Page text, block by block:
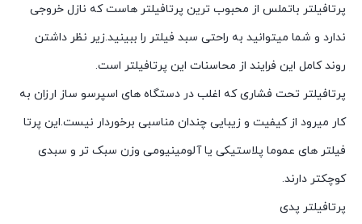
پرتافیلتر باتملس از محبوب ترین پرتافیلتر هاست که نازل خروجی
ندارد و شما میتوانید به راحتی سبد فیلتر را ببینید.زیر نظر داشتن
روند کامل این فرایند از محاسنات این پرتافیلتر است.
پرتافیلتر تحت فشاری که اغلب در دستگاه های اسپرسو ساز ارزان به
کار میرود از کیفیت و زیبایی چندان مناسبی برخوردار نیست.این پرتا
فیلتر های عموما پلاستیکی یا آلومینیومی وزن سبک تر و سبدی
کوچکتر دارند.
پرتافیلتر پدی